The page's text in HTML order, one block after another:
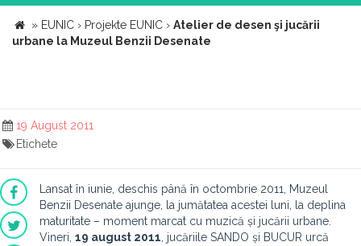
» EUNIC › Projekte EUNIC › Atelier de desen şi jucării
urbane la Muzeul Benzii Desenate
19 August 2011
Etichete
Lansat în iunie, deschis până în octombrie 2011, Muzeul
Benzii Desenate ajunge, la jumătatea acestei luni, la deplina
maturitate – moment marcat cu muzică și jucării urbane.
Vineri, 19 august 2011 , jucăriile SANDO și BUCUR urcă